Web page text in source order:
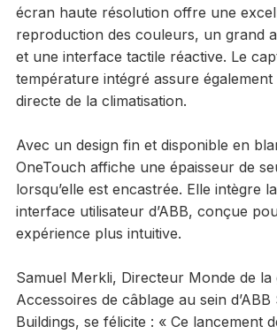
écran haute résolution offre une
reproduction des couleurs, un grand
et une interface tactile réactive. Le
température intégré assure
directe de la climatisation.
Avec un design fin et disponible en
OneTouch affiche une épaisseur de
lorsqu’elle est encastrée. Elle intègre
interface utilisateur d’ABB, conçue
expérience plus intuitive.
Samuel Merkli, Directeur Monde de la
Accessoires de câblage au sein d’ABB
Buildings, se félicite : « Ce lancement